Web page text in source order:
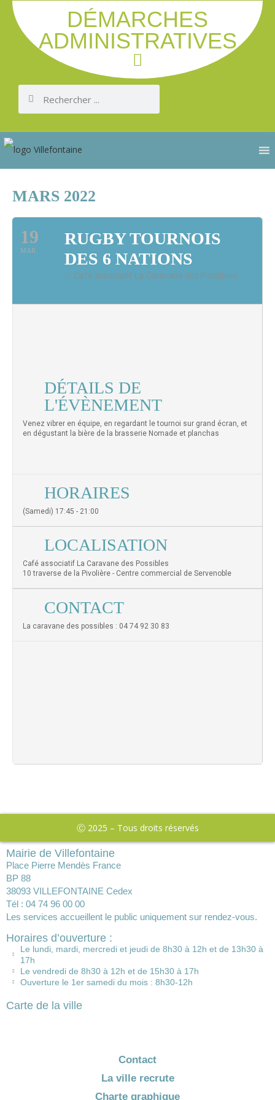
DÉMARCHES
ADMINISTRATIVES
MARS 2022
19
MAR
RUGBY TOURNOIS
DES 6 NATIONS
Café associatif La Caravane des Possibles
DÉTAILS DE
L'ÉVÈNEMENT
Venez vibrer en équipe, en regardant le tournoi sur grand écran, et
en dégustant la bière de la brasserie Nomade et planchas
HORAIRES
(Samedi) 17:45 - 21:00
LOCALISATION
Café associatif La Caravane des Possibles
10 traverse de la Pivolière - Centre commercial de Servenoble
CONTACT
La caravane des possibles : 04 74 92 30 83
Ⓒ 2025 – Tous droits réservés
Mairie de Villefontaine
Place Pierre Mendès France
BP 88
38093 VILLEFONTAINE Cedex
Tél : 04 74 96 00 00
Les services accueillent le public uniquement sur rendez-vous.
Horaires d’ouverture :
Le lundi, mardi, mercredi et jeudi de 8h30 à 12h et de 13h30 à
17h
Le vendredi de 8h30 à 12h et de 15h30 à 17h
Ouverture le 1er samedi du mois : 8h30-12h
Carte de la ville
Contact
La ville recrute
Charte graphique